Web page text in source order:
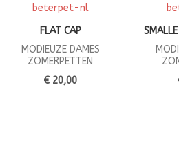
FLAT CAP
MODIEUZE DAMES
ZOMERPETTEN
€ 20,00